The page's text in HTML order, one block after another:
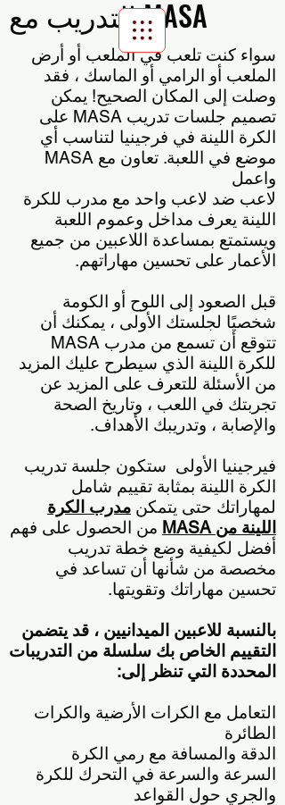
Scroll Menu
التدريب مع MASA
سواء كنت تلعب في الملعب أو أرض
الملعب أو الرامي أو الماسك ، فقد
وصلت إلى المكان الصحيح! يمكن
تصميم جلسات تدريب MASA على
الكرة اللينة في فرجينيا لتناسب أي
موضع في اللعبة. تعاون مع MASA
واعمل
لاعب ضد لاعب واحد مع مدرب للكرة
اللينة يعرف مداخل وعموم اللعبة
ويستمتع بمساعدة اللاعبين من جميع
الأعمار على تحسين مهاراتهم.
قبل الصعود إلى اللوح أو الكومة
شخصيًا لجلستك الأولى ، يمكنك أن
تتوقع أن تسمع من مدرب MASA
للكرة اللينة الذي سيطرح عليك المزيد
من الأسئلة للتعرف على المزيد عن
تجربتك في اللعب ، وتاريخ الصحة
والإصابة ، وتدريبك الأهداف.
فيرجينيا الأولى ستكون جلسة تدريب
الكرة اللينة بمثابة تقييم شامل
لمهاراتك حتى يتمكن مدرب الكرة
اللينة من MASA
من الحصول على فهم
أفضل لكيفية وضع خطة تدريب
مخصصة من شأنها أن تساعد في
تحسين مهاراتك وتقويتها.
بالنسبة للاعبين الميدانيين ، قد يتضمن
التقييم الخاص بك سلسلة من التدريبات
المحددة التي تنظر إلى:
التعامل مع الكرات الأرضية والكرات
الطائرة
الدقة والمسافة مع رمي الكرة
السرعة والسرعة في التحرك للكرة
والجري حول القواعد